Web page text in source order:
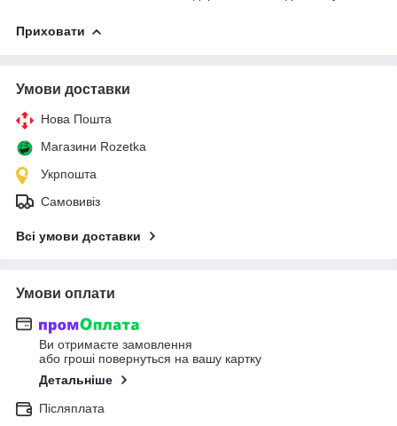
Приховати
Умови доставки
Нова Пошта
Магазини Rozetka
Укрпошта
Самовивіз
Всі умови доставки
Умови оплати
Ви отримаєте замовлення
або гроші повернуться на вашу картку
Детальніше
Післяплата